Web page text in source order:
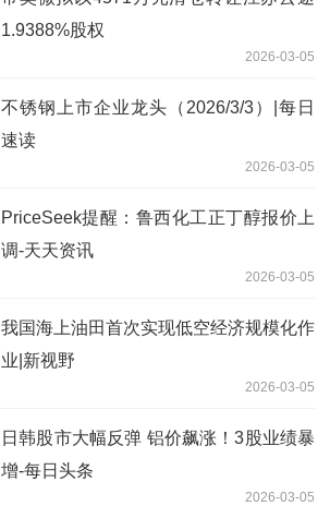
1.9388%股权
2026-03-05
不锈钢上市企业龙头（2026/3/3）|每日
速读
2026-03-05
PriceSeek提醒：鲁西化工正丁醇报价上
调-天天资讯
2026-03-05
我国海上油田首次实现低空经济规模化作
业|新视野
2026-03-05
日韩股市大幅反弹 铝价飙涨！3股业绩暴
增-每日头条
2026-03-05